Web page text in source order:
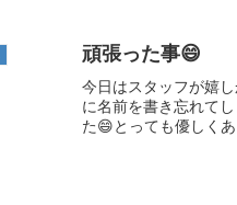
頑張った事😄
今日はスタッフが嬉
に名前を書き忘れて
た😄とっても優しく